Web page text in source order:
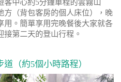
中心約5分鐘車程的雲霧山
方（背包客房的個人床位），晚
用。簡單享用完晚餐後大家就各
接第二天的登山行程。
（約5個小時路程）